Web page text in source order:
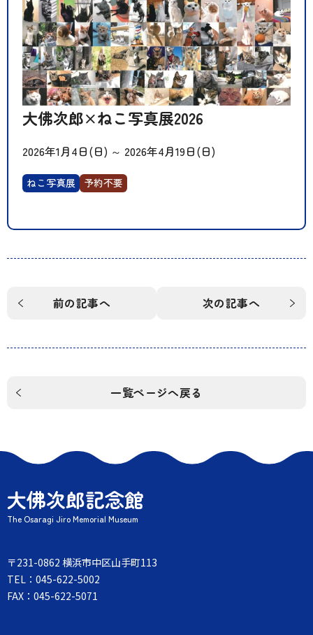
大佛次郎×ねこ写真展2026
2026年1月4日(日) ～ 2026年4月19日(日)
ねこ写真展 予約不要
前の記事へ 次の記事へ
一覧ページへ戻る
大佛次郎記念館
The Osaragi Jiro Memorial Museum
〒231-0862 横浜市中区山手町113
TEL：045-622-5002
FAX：045-622-5071